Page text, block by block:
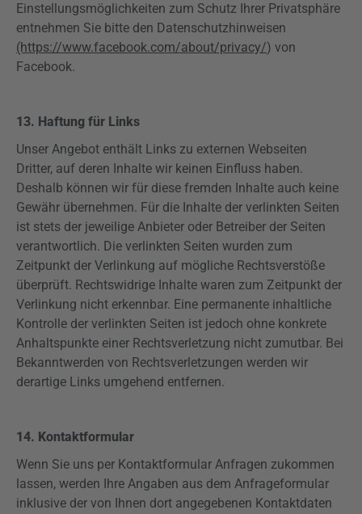
Einstellungsmöglichkeiten zum Schutz Ihrer Privatsphäre
entnehmen Sie bitte den Datenschutzhinweisen
(https://www.facebook.com/about/privacy/) von
Facebook.
13. Haftung für Links
Unser Angebot enthält Links zu externen Webseiten
Dritter, auf deren Inhalte wir keinen Einfluss haben.
Deshalb können wir für diese fremden Inhalte auch keine
Gewähr übernehmen. Für die Inhalte der verlinkten Seiten
ist stets der jeweilige Anbieter oder Betreiber der Seiten
verantwortlich. Die verlinkten Seiten wurden zum
Zeitpunkt der Verlinkung auf mögliche Rechtsverstöße
überprüft. Rechtswidrige Inhalte waren zum Zeitpunkt der
Verlinkung nicht erkennbar. Eine permanente inhaltliche
Kontrolle der verlinkten Seiten ist jedoch ohne konkrete
Anhaltspunkte einer Rechtsverletzung nicht zumutbar. Bei
Bekanntwerden von Rechtsverletzungen werden wir
derartige Links umgehend entfernen.
14. Kontaktformular
Wenn Sie uns per Kontaktformular Anfragen zukommen
lassen, werden Ihre Angaben aus dem Anfrageformular
inklusive der von Ihnen dort angegebenen Kontaktdaten